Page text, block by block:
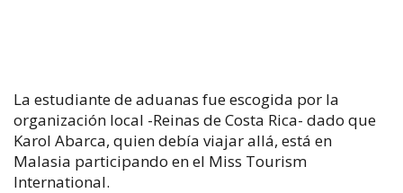
La estudiante de aduanas fue escogida por la
organización local -Reinas de Costa Rica- dado que
Karol Abarca, quien debía viajar allá, está en
Malasia participando en el Miss Tourism
International.